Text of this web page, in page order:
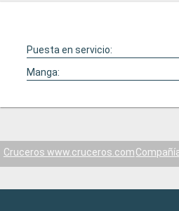
Puesta en servicio:
Manga:
Cruceros www.cruceros.com